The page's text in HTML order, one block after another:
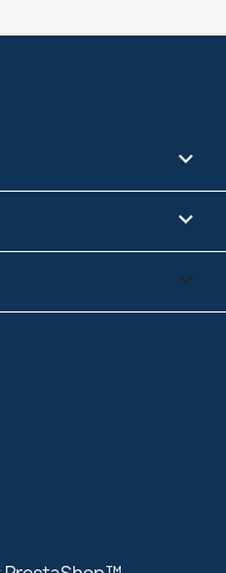


keyboard_arrow_down